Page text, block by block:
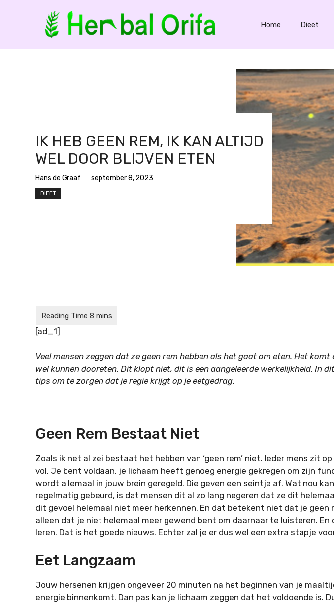
Home Dieet
IK HEB GEEN REM, IK KAN ALTIJD
WEL DOOR BLIJVEN ETEN
Hans de Graaf september 8, 2023
DIEET
[ad_1]
Veel mensen zeggen dat ze geen rem hebben als het gaat om eten. Het
wel kunnen dooreten. Dit klopt niet, dit is een aangeleerde werkelijkheid. In
tips om te zorgen dat je regie krijgt op je eetgedrag.
Geen Rem Bestaat Niet
Zoals ik net al zei bestaat het hebben van ‘geen rem’ niet. Ieder mens zit
vol. Je bent voldaan, je lichaam heeft genoeg energie gekregen om zijn
wordt allemaal in jouw brein geregeld. Die geven een seintje af. Wat nou
regelmatig gebeurd, is dat mensen dit al zo lang negeren dat ze dit
dit gevoel helemaal niet meer herkennen. En dat betekent niet dat je geen
alleen dat je niet helemaal meer gewend bent om daarnaar te luisteren. En
leren. Dat is het goede nieuws. Echter zal je er dus wel een extra stapje
Eet Langzaam
Jouw hersenen krijgen ongeveer 20 minuten na het beginnen van je
energie binnenkomt. Dan pas kan je lichaam zeggen dat het voldoende is.